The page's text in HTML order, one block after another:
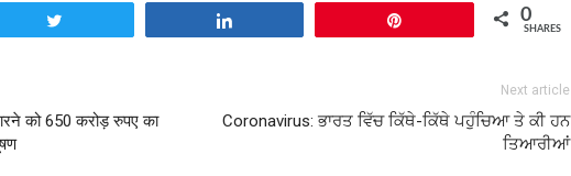
0
SHARES
को 650 करोड़ रुपए का
Next article
Coronavirus: ਭਾਰਤ ਵਿੱਚ ਕਿੱਥੇ-ਕਿੱਥੇ ਪਹੁੰਚਿਆ ਤੇ ਕੀ ਹਨ
ਤਿਆਰੀਆਂ